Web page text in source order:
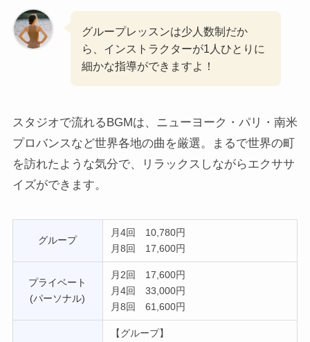
グループレッスンは少人数制だか
ら、インストラクターが1人ひとりに
細かな指導ができますよ！
スタジオで流れるBGMは、ニューヨーク・パリ・南米
プロバンスなど世界各地の曲を厳選。まるで世界の町
を訪れたような気分で、リラックスしながらエクササ
イズができます。
グループ
月4回 10,780円
月8回 17,600円
プライベート
(パーソナル)
月2回 17,600円
月4回 33,000円
月8回 61,600円
【グループ】